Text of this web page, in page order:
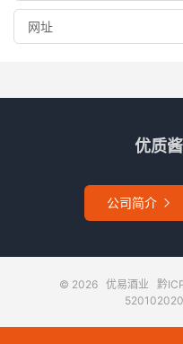
优质
公司简介 
© 2026 优易酒业 黔